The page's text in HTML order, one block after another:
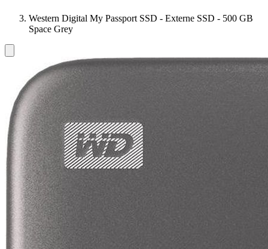
Western Digital My Passport SSD - Externe SSD - 500 GB
Space Grey